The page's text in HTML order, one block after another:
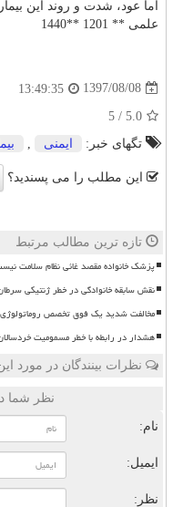
اما عود، شدت و روند این
علمی ** 1201 **1440
1397/08/08
13:49:35
5.0
/
5
تگهای خبر:
ایمنی
این مطلب را می پسندید؟
تازه ترین مطالب مرتبط
پزشک خانواده مقصد غائی نظام سلامت
نقش سابقه خانوادگی در خطر ژنتیکی
مخالفت شدید یک فوق تخصص روماتولوژی
هشدار در رابطه با خطر مسمومیت
نظرات بینندگان در مورد
نظر شما
نام:
ایمیل:
نظر: